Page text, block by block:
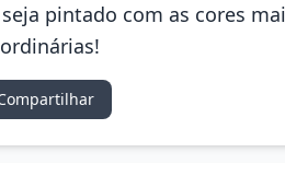
pintado com as cores